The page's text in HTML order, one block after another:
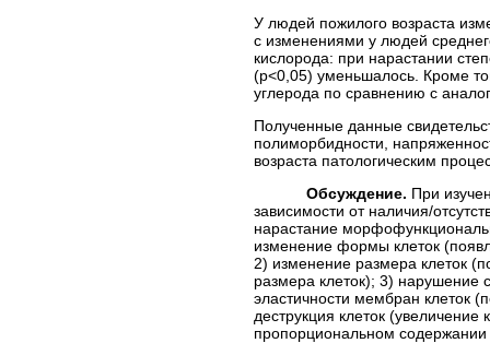
У людей пожилого возраста
с изменениями у людей
кислорода: при нарастании
(p<0,05) уменьшалось. Кроме
углерода по сравнению с
Полученные данные
полиморбидности,
возраста патологическим
Обсуждение. При
зависимости от наличия/
нарастание
изменение формы клеток
2) изменение размера клеток
размера клеток); 3) нарушение
эластичности мембран клеток
деструкция клеток
пропорциональном